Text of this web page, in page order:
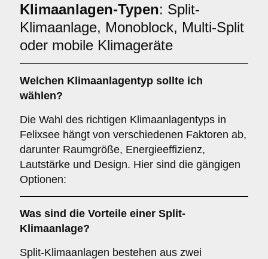
Klimaanlagen-Typen: Split-
Klimaanlage, Monoblock, Multi-Split
oder mobile Klimageräte
Welchen Klimaanlagentyp sollte ich
wählen?
Die Wahl des richtigen Klimaanlagentyps in
Felixsee hängt von verschiedenen Faktoren ab,
darunter Raumgröße, Energieeffizienz,
Lautstärke und Design. Hier sind die gängigen
Optionen:
Was sind die Vorteile einer Split-
Klimaanlage?
Split-Klimaanlagen bestehen aus zwei